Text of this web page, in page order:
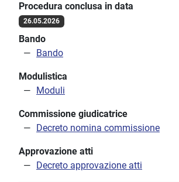
Procedura conclusa in data
26.05.2026
Bando
Bando
Modulistica
Moduli
Commissione giudicatrice
Decreto nomina commissione
Approvazione atti
Decreto approvazione atti